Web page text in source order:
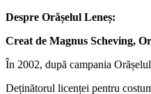
Despre Orășelul Leneș:
Creat de Magnus Scheving,
În 2002, după campania
Deținătorul licenței pentru